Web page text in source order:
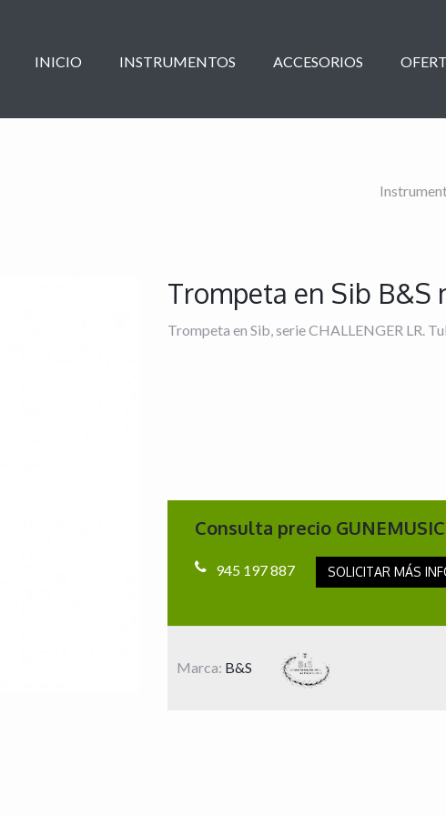
INICIO INSTRUMENTOS ACCESORIOS
Trompeta en Sib B&S
Trompeta en Sib, serie CHALLENGER LR.
Consulta precio GUNEMUSIC
945 197 887 SOLICITAR MÁS
Marca: B&S